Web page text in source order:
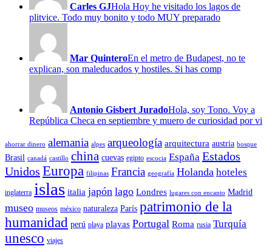
Carles GJHola Hoy he visitado los lagos de
plitvice. Todo muy bonito y todo MUY preparado
Mar QuinteroEn el metro de Budapest, no te
explican, son maleducados y hostiles. Si has comp
Antonio Gisbert JuradoHola, soy Tono. Voy a
República Checa en septiembre y muero de curiosidad por vi
ahorrar dinero alemania alpes arqueología arquitectura austria bosque
Brasil canadá castillo china cuevas egipto escocia España Estados
Unidos Europa filipinas Francia geografía Holanda hoteles
inglaterra islas italia japón lago Londres lugares con encanto Madrid
museo museos méxico naturaleza París patrimonio de la
humanidad perú playa playas Portugal Roma rusia Turquía
unesco viajes